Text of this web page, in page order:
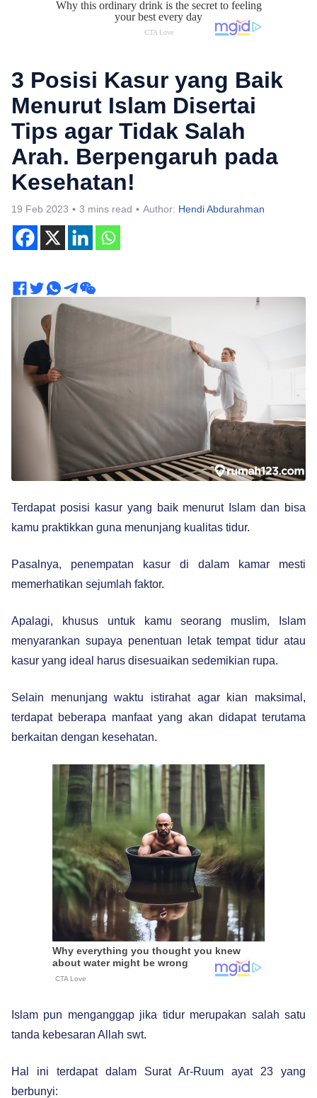
3 Posisi Kasur yang Baik
Menurut Islam Disertai
Tips agar Tidak Salah
Arah. Berpengaruh pada
Kesehatan!
19 Feb 2023 3 mins read Author: Hendi Abdurahman
Terdapat posisi kasur yang baik menurut Islam dan bisa
kamu praktikkan guna menunjang kualitas tidur.
Pasalnya, penempatan kasur di dalam kamar mesti
memerhatikan sejumlah faktor.
Apalagi, khusus untuk kamu seorang muslim, Islam
menyarankan supaya penentuan letak tempat tidur atau
kasur yang ideal harus disesuaikan sedemikian rupa.
Selain menunjang waktu istirahat agar kian maksimal,
terdapat beberapa manfaat yang akan didapat terutama
berkaitan dengan kesehatan.
Islam pun menganggap jika tidur merupakan salah satu
tanda kebesaran Allah swt.
Hal ini terdapat dalam Surat Ar-Ruum ayat 23 yang
berbunyi: